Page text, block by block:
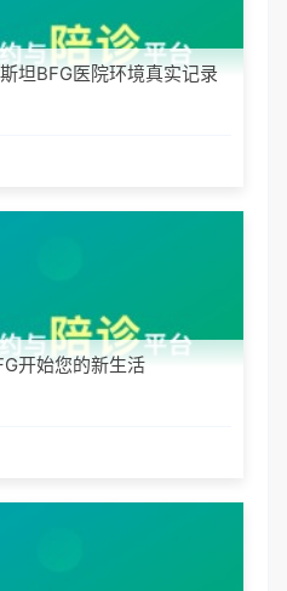
坦BFG医院环境真实记录
开始您的新生活